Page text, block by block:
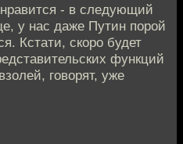
- в следующий
у нас даже Путин порой
Кстати, скоро будет
функций
говорят, уже